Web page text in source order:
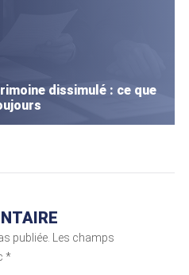
dissimulé : ce que
publiée. Les champs
*